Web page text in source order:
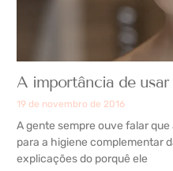
A importância de
19 de novembro de 2016
A gente sempre ouve falar
para a higiene complementar
explicações do porquê ele